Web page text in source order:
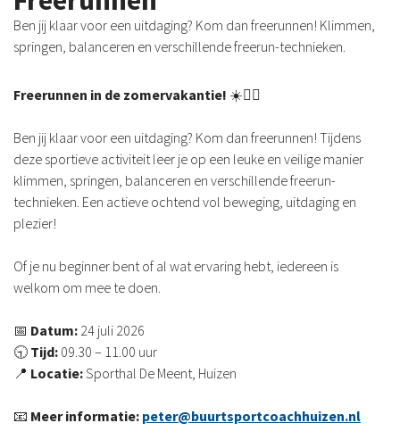
Ben jij klaar voor een uitdaging? Kom dan freerunnen! Klimmen,
springen, balanceren en verschillende freerun-technieken.
Freerunnen in de zomervakantie! ☀️🤸‍♀️
Ben jij klaar voor een uitdaging? Kom dan freerunnen! Tijdens
deze sportieve activiteit leer je op een leuke en veilige manier
klimmen, springen, balanceren en verschillende freerun-
technieken. Een actieve ochtend vol beweging, uitdaging en
plezier!
Of je nu beginner bent of al wat ervaring hebt, iedereen is
welkom om mee te doen.
📅 Datum: 24 juli 2026
🕤 Tijd: 09.30 – 11.00 uur
📍 Locatie:Sporthal De Meent, Huizen
📧 Meer informatie: peter@buurtsportcoachhuizen.nl